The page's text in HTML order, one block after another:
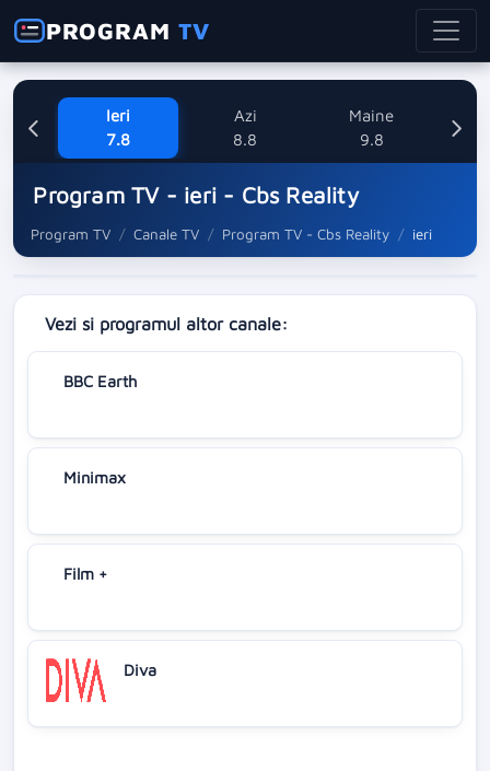
PROGRAMTV
Ieri
7.8
Azi
8.8
Maine
9.8
Program TV - ieri - Cbs Reality
Program TV Canale TV Program TV - Cbs Reality ieri
Vezi si programul altor canale:
BBC Earth
Minimax
Film +
Diva